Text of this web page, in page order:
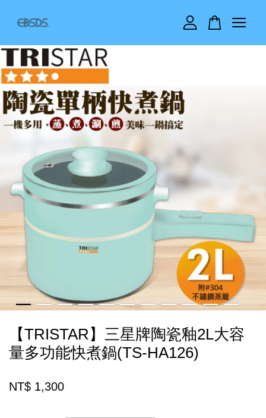
【TRISTAR】三星牌陶瓷釉2L大容
量多功能快煮鍋(TS-HA126)
NT$ 1,300
您的購物車目前還是空的。
繼續購物